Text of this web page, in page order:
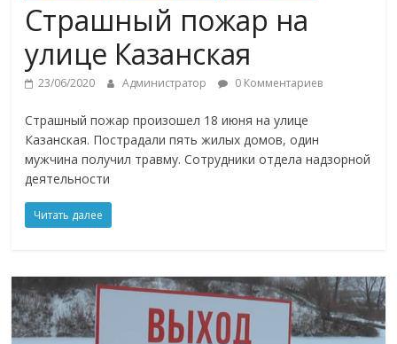
Страшный пожар на
улице Казанская
23/06/2020 Администратор 0 Комментариев
Страшный пожар произошел 18 июня на улице
Казанская. Пострадали пять жилых домов, один
мужчина получил травму. Сотрудники отдела надзорной
деятельности
Читать далее